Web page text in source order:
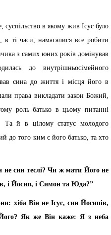
в якому жив Ісус було
в ті часи, намагалися все робити
з самих юних років домінував
до внутрішньосімейного
сина до життя і місця його в
права викладати закон Божий,
роль батько в цьому питанні
Та й в цілому статус молодого
до того ким є його батько, та хто
син теслі? Чи ж мати Його не
і Йосип, і Симон та Юда?”
хіба Він не Ісус, син Йосипів,
Як же Він каже: Я з неба